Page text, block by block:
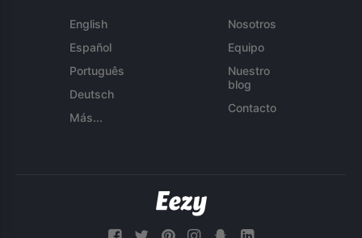
English
Español
Português
Deutsch
Más...
Nosotros
Equipo
Nuestro
blog
Contacto